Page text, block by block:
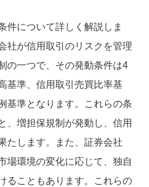
件について詳しく解説しま
社が信用取引のリスクを管理
の一つで、その発動条件は4
基準、信用取引売買比率基
基準となります。これらの条
、増担保規制が発動し、信用
たします。また、証券会社
場環境の変化に応じて、独自
ることもあります。これらの